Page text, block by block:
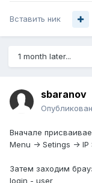
Вставить ник
1 month later...
sbaranov
Вначале
Menu -> Setings ->
Затем заходим
login - user